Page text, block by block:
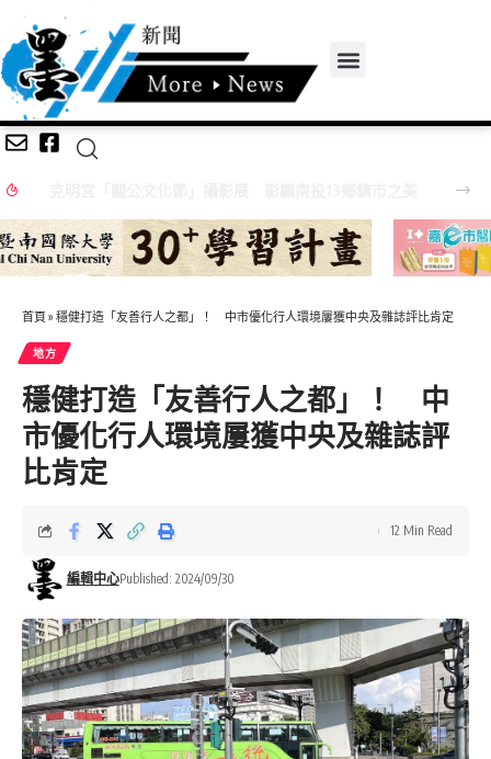
首頁 » 穩健打造「友善行人之都」！ 中市優化行人環境屢獲中央及雜誌評比肯定
地方
穩健打造「友善行人之都」！ 中
市優化行人環境屢獲中央及雜誌評
比肯定
編輯中心Published: 2024/09/30
12 Min Read